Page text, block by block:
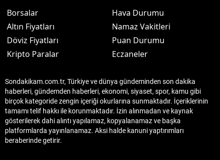
Borsalar
Altın Fiyatları
Döviz Fiyatları
Kripto Paralar
Hava Durumu
Namaz Vakitleri
Puan Durumu
Eczaneler
Sondakikam.com.tr, Türkiye ve dünya gündeminden son dakika
haberleri, gündemden haberleri, ekonomi, siyaset, spor, kamu gibi
birçok kategoride zengin içeriği okurlarına sunmaktadır. İçeriklerinin
tamamı telif hakkı ile korunmaktadır. İzin alınmadan ve kaynak
gösterilerek dahi alıntı yapılamaz, kopyalanamaz ve başka
platformlarda yayınlanamaz. Aksi halde kanuni yaptırımları
beraberinde getirir.